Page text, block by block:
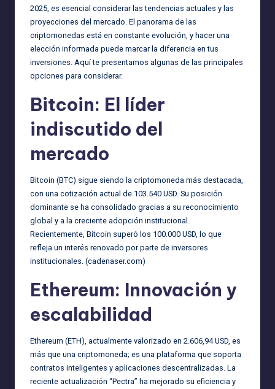
2025, es esencial considerar las tendencias actuales y las
proyecciones del mercado. El panorama de las
criptomonedas está en constante evolución, y hacer una
elección informada puede marcar la diferencia en tus
inversiones. Aquí te presentamos algunas de las principales
opciones para considerar.
Bitcoin: El líder
indiscutido del
mercado
Bitcoin (BTC) sigue siendo la criptomoneda más destacada,
con una cotización actual de 103.540 USD. Su posición
dominante se ha consolidado gracias a su reconocimiento
global y a la creciente adopción institucional.
Recientemente, Bitcoin superó los 100.000 USD, lo que
refleja un interés renovado por parte de inversores
institucionales. (cadenaser.com)
Ethereum: Innovación y
escalabilidad
Ethereum (ETH), actualmente valorizado en 2.606,94 USD, es
más que una criptomoneda; es una plataforma que soporta
contratos inteligentes y aplicaciones descentralizadas. La
reciente actualización “Pectra” ha mejorado su eficiencia y